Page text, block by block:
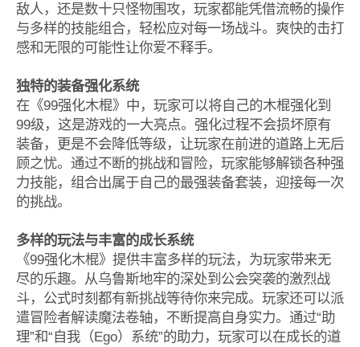
敌人，还是数十只怪物围攻，玩家都能凭借流畅的操作
与多样的技能组合，轻松应对每一场战斗。爽快的击打
感和无限的可能性让你爱不释手。
独特的装备强化系统
在《99强化木棍》中，玩家可以将自己的木棍强化到
99级，这是游戏的一大亮点。强化过程不会损坏原有
装备，更是不会降低等级，让玩家在前进的道路上无后
顾之忧。通过不断的挑战和冒险，玩家能够解锁各种强
力技能，组合出属于自己的最强装备套装，迎接每一次
的挑战。
多样的玩法与丰富的成长系统
《99强化木棍》提供丰富多样的玩法，为玩家带来无
尽的乐趣。从乌鲁斯地牢的深处到公会突袭的激烈战
斗，公式时刻都有新挑战等待你来完成。玩家还可以派
遣冒险者解读魔法卷轴，不断提高自身实力。通过“助
理”和“自我（Ego）系统”的助力，玩家可以在成长的道